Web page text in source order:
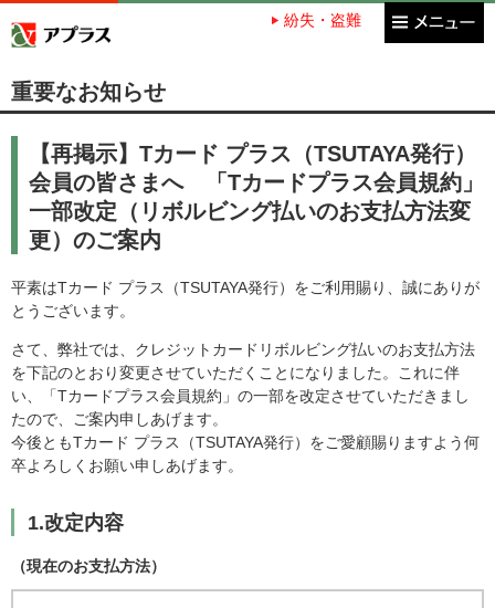
アプラス SBI新生銀行グループ紛失・盗難
重要なお知らせ
【再掲示】Tカード プラス（TSUTAYA発行）
会員の皆さまへ 「Tカードプラス会員規約」
一部改定（リボルビング払いのお支払方法変
更）のご案内
平素はTカード プラス（TSUTAYA発行）をご利用賜り、誠にありが
とうございます。
さて、弊社では、クレジットカードリボルビング払いのお支払方法
を下記のとおり変更させていただくことになりました。これに伴
い、「Tカードプラス会員規約」の一部を改定させていただきまし
たので、ご案内申しあげます。
今後ともTカード プラス（TSUTAYA発行）をご愛顧賜りますよう何
卒よろしくお願い申しあげます。
1.改定内容
（現在のお支払方法）